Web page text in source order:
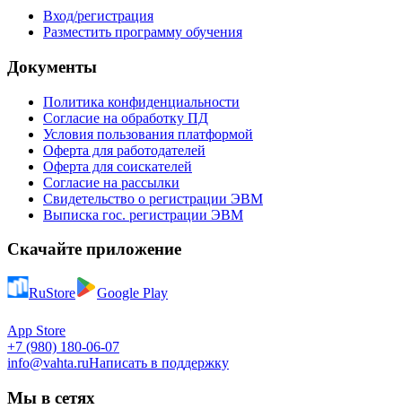
Вход/регистрация
Разместить программу обучения
Документы
Политика конфиденциальности
Согласие на обработку ПД
Условия пользования платформой
Оферта для работодателей
Оферта для соискателей
Согласие на рассылки
Свидетельство о регистрации ЭВМ
Выписка гос. регистрации ЭВМ
Скачайте приложение
RuStore Google Play
App Store
+7 (980) 180-06-07
info@vahta.ruНаписать в поддержку
Мы в сетях